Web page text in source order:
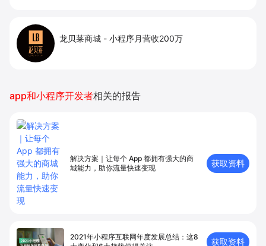
龙贝莱商城 - 小程序月营收200万
app和小程序开发者相关的报告
解决方案｜让每个 App 都拥有强⼤的商
城能⼒，助你流量快速变现
获取资料
2021年小程序互联网年度发展总结：这8
获取资料